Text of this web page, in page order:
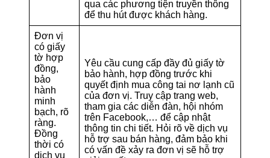
qua các phương tiện truyền thông
để thu hút được khách hàng.
Đơn vị
có giấy
tờ hợp
đồng,
bảo
hành
minh
bạch, rõ
ràng.
Đồng
thời có
dịch vụ
Yêu cầu cung cấp đầy đủ giấy tờ
bảo hành, hợp đồng trước khi
quyết định mua công tai nơ lạnh cũ
của đơn vị. Truy cập trang web,
tham gia các diễn đàn, hội nhóm
trên Facebook,… để cập nhật
thông tin chi tiết. Hỏi rõ về dịch vụ
hỗ trợ sau bán hàng, đảm bảo khi
có vấn đề xảy ra đơn vị sẽ hỗ trợ